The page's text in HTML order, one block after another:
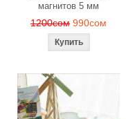
магнитов 5 мм
1200сом 990сом